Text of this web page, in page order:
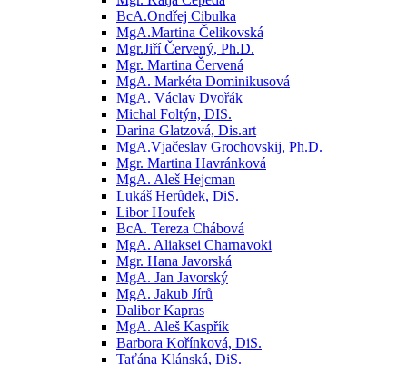
BcA.Ondřej Cibulka
MgA.Martina Čelikovská
Mgr.Jiří Červený, Ph.D.
Mgr. Martina Červená
MgA. Markéta Dominikusová
MgA. Václav Dvořák
Michal Foltýn, DIS.
Darina Glatzová, Dis.art
MgA.Vjačeslav Grochovskij, Ph.D.
Mgr. Martina Havránková
MgA. Aleš Hejcman
Lukáš Herůdek, DiS.
Libor Houfek
BcA. Tereza Chábová
MgA. Aliaksei Charnavoki
Mgr. Hana Javorská
MgA. Jan Javorský
MgA. Jakub Jírů
Dalibor Kapras
MgA. Aleš Kaspřík
Barbora Kořínková, DiS.
Taťána Klánská, DiS.